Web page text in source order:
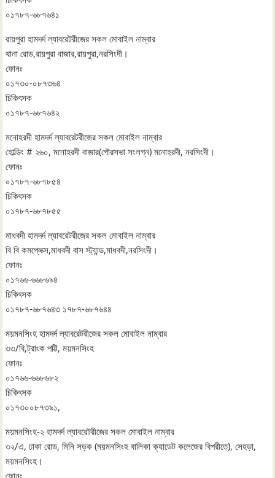
০১৭৮৭-৬৮৭৬৪১
রায়পুরা হামদর্দ ল্যাবরেটরীজের সকল মোবাইল নাম্বার
থানা রোড,রায়পুরা বাজার,রায়পুরা,নরসিংদী।
ফোনঃ
০১৭৩০-০৮৭৩৬৪
চিকিৎসক
০১৭৮৭-৬৮৭৬৪২
মনোহরদী হামদর্দ ল্যাবরেটরীজের সকল মোবাইল নাম্বার
হোল্ডিং # ২৬০, মনোহরদী বাজার(পৌরসভা সংলগ্ন) মনোহরদী, নরসিংদী।
ফোনঃ
০১৭৮৭-৬৮৭৮৫৪
চিকিৎসক
০১৭৮৭-৬৮৭৮৫৫
মাধবদী হামদর্দ ল্যাবরেটরীজের সকল মোবাইল নাম্বার
বি বি কমপ্লেক্স,মাধবদী বাস স্ট্যান্ড,মাধবদী,নরসিংদী।
ফোনঃ
০১৭৬৬-৬৬৮৬৯৪
চিকিৎসক
০১৭৮৭-৬৮৭৬৪৩ ১৭৮৭-৬৮৭৬৪৪
ময়মনসিংহ হামদর্দ ল্যাবরেটরীজের সকল মোবাইল নাম্বার
৩৩/বি,ট্রাংক পট্টি, ময়মনসিংহ
ফোনঃ
০১৭৬৬-৬৬৮৬৮২
চিকিৎসক
০১৭৩০০৮৭৩৯১,
ময়মনসিংহ-২ হামদর্দ ল্যাবরেটরীজের সকল মোবাইল নাম্বার
৩২/এ, ঢাকা রোড, মিনি সড়ক (ময়মনসিংহ বালিকা ক্যাডেট কলেজের বিপরীতে), সেহড়া,
ময়মনসিংহ।